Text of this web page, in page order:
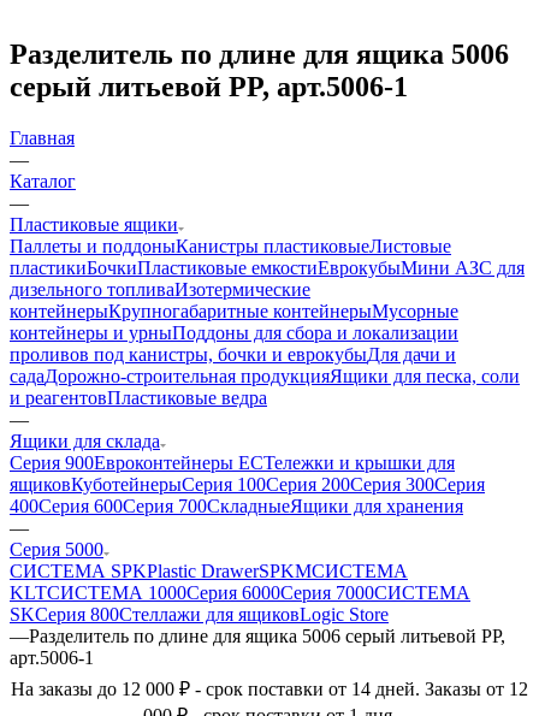
Разделитель по длине для ящика 5006
серый литьевой PP, арт.5006-1
Главная
—
Каталог
—
Пластиковые ящики
Паллеты и поддоныКанистры пластиковыеЛистовые
пластикиБочкиПластиковые емкостиЕврокубыМини АЗС для
дизельного топливаИзотермические
контейнерыКрупногабаритные контейнерыМусорные
контейнеры и урныПоддоны для сбора и локализации
проливов под канистры, бочки и еврокубыДля дачи и
садаДорожно-строительная продукцияЯщики для песка, соли
и реагентовПластиковые ведра
—
Ящики для склада
Серия 900Евроконтейнеры ЕСТележки и крышки для
ящиковКуботейнерыСерия 100Серия 200Серия 300Серия
400Серия 600Серия 700СкладныеЯщики для хранения
—
Серия 5000
СИСТЕМА SPKPlastic DrawerSPKMСИСТЕМА
KLTСИСТЕМА 1000Серия 6000Серия 7000СИСТЕМА
SKСерия 800Стеллажи для ящиковLogic Store
—Разделитель по длине для ящика 5006 серый литьевой PP,
арт.5006-1
На заказы до 12 000 ₽ - срок поставки от 14 дней. Заказы от 12